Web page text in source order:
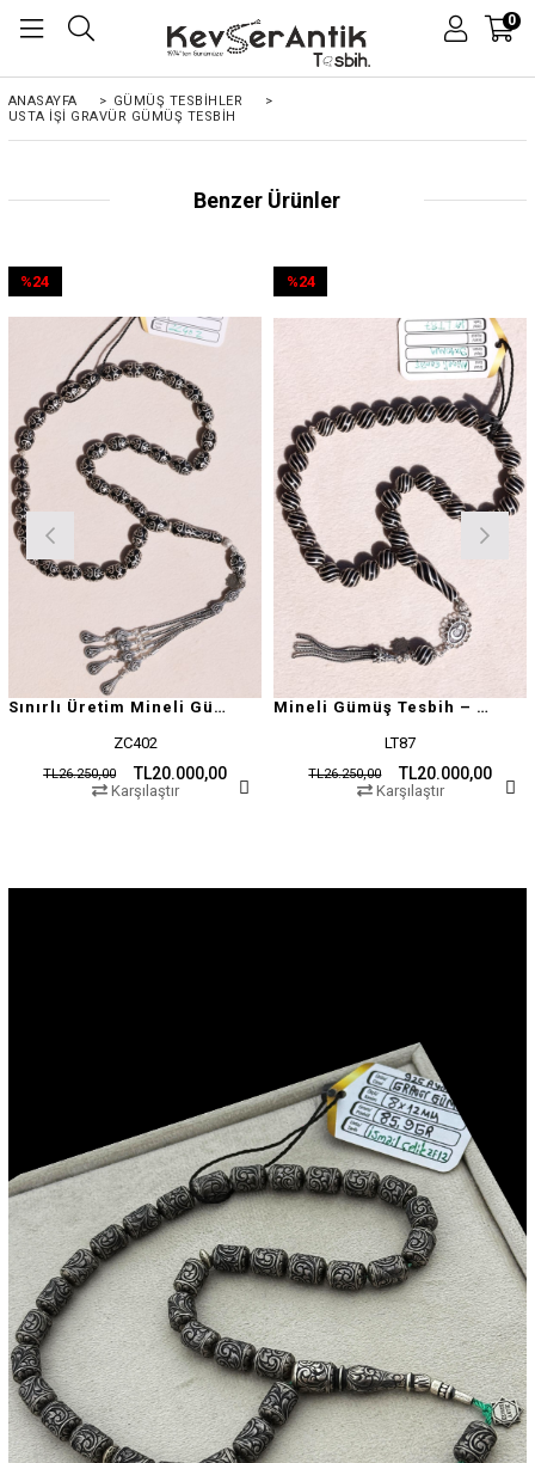
0
ANASAYFA > GÜMÜŞ TESBİHLER
>
USTA İŞI GRAVÜR GÜMÜŞ TESBIH
Benzer Ürünler
Sınırlı Üretim Mineli Gümüş Tesbih – Usta İşçilik Garantili
ZC402
TL20.000,00
TL26.250,00
%24
Karşılaştır
Mineli Gümüş Tesbih – Usta İşçilik Garantili
LT87
TL20.000,00
TL26.250,00
%24
Karşılaştır